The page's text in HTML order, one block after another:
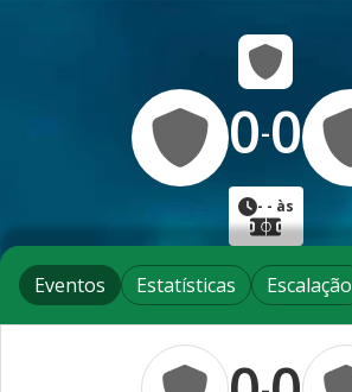
0-0
- - às
Eventos Estatísticas Escalação